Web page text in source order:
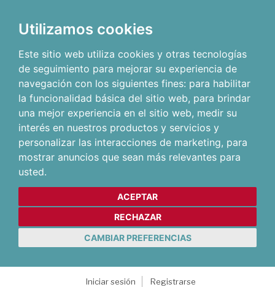
Utilizamos cookies
Este sitio web utiliza cookies y otras tecnologías
de seguimiento para mejorar su experiencia de
navegación con los siguientes fines: para habilitar
la funcionalidad básica del sitio web, para brindar
una mejor experiencia en el sitio web, medir su
interés en nuestros productos y servicios y
personalizar las interacciones de marketing, para
mostrar anuncios que sean más relevantes para
usted.
ACEPTAR
RECHAZAR
CAMBIAR PREFERENCIAS
Iniciar sesión
Registrarse